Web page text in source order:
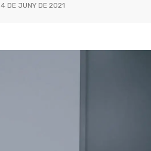
4 DE JUNY DE 2021